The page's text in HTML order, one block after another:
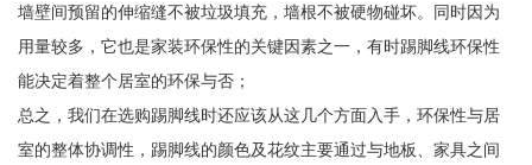
墙壁间预留的伸缩缝不被垃圾填充，墙根不被硬物碰坏。同时因为
用量较多，它也是家装环保性的关键因素之一，有时踢脚线环保性
能决定着整个居室的环保与否；
总之，我们在选购踢脚线时还应该从这几个方面入手，环保性与居
室的整体协调性，踢脚线的颜色及花纹主要通过与地板、家具之间